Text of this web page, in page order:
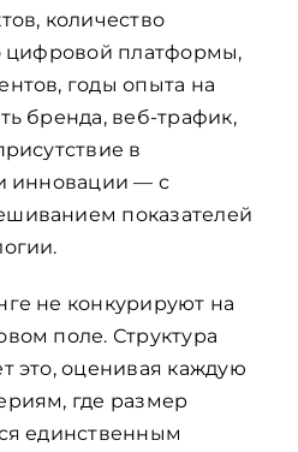
количество
цифровой платформы,
годы опыта на
бренда, веб-трафик,
в
инновации — с
показателей
не конкурируют на
поле. Структура
это, оценивая каждую
где размер
единственным